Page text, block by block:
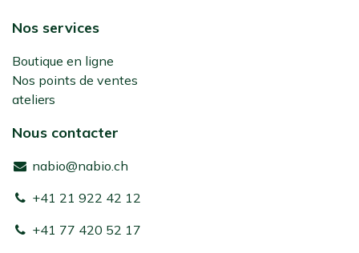
Nos services
Boutique en ligne
Nos points de ventes
ateliers
Nous contacter
nabio@nabio.ch
+41 21 922 42 12
+41 77 420 52 17